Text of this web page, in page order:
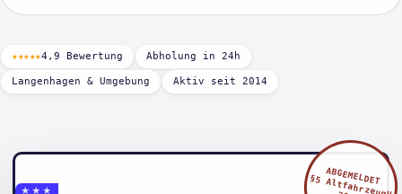
★★★★★4,9 Bewertung Abholung in 24h
Langenhagen & Umgebung Aktiv seit 2014
★★★
ABGEMELDET
§5 AltfahrzeugV